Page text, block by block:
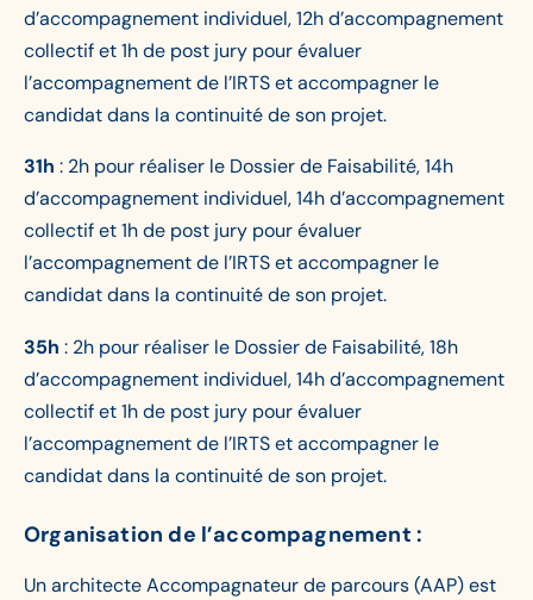
d’accompagnement individuel, 12h d’accompagnement
collectif et 1h de post jury pour évaluer
l’accompagnement de l’IRTS et accompagner le
candidat dans la continuité de son projet.
31h : 2h pour réaliser le Dossier de Faisabilité, 14h
d’accompagnement individuel, 14h d’accompagnement
collectif et 1h de post jury pour évaluer
l’accompagnement de l’IRTS et accompagner le
candidat dans la continuité de son projet.
35h : 2h pour réaliser le Dossier de Faisabilité, 18h
d’accompagnement individuel, 14h d’accompagnement
collectif et 1h de post jury pour évaluer
l’accompagnement de l’IRTS et accompagner le
candidat dans la continuité de son projet.
Organisation de l’accompagnement :
Un architecte Accompagnateur de parcours (AAP) est